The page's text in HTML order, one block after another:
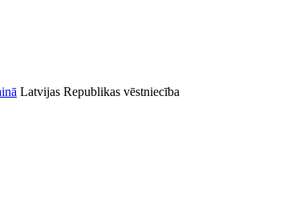
Latvijas Republikas vēstniecība